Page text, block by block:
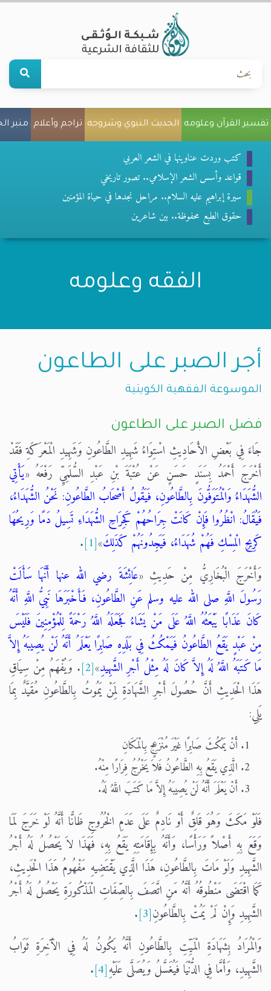
تفسير القرآن وعلومه الحديث النبوي وشروحه تراجم وأعلام منبر
كتب وردت عناوينها في الشعر العربي
قواعد وأسس الشعر الإسلامي.. تصور تاريخي
سيرة إبراهيم عليه السلام.. مراحل نجدها في حياة المؤمنين
حقوق الطبع محفوظة.. بين شاعرين
الفقه وعلومه
أجر الصبر على الطاعون
الموسوعة الفقهية الكويتية
فضل الصبر على الطاعون
جَاءَ فِي بَعْضِ الأَحَادِيثِ اسْتِوَاءُ شَهِيدِ الطَّاعُونِ وَشَهِيدِ الْمَعْرَكَةِ فَقَدْ
أَخْرَجَ أَحْمَدُ بِسَنَدٍ حَسَنٍ عَنْ عُتْبَةَ بْنِ عَبْدِ السُّلَمِيِّ رَفْعَهُ «يَأْتِي
الشُّهَدَاءُ وَالْمُتَوَفُّونَ بِالطَّاعُونِ، فَيَقُولُ أَصْحَابُ الطَّاعُونِ: نَحْنُ الشُّهَدَاءُ،
فَيُقَالُ: انْظُرُوا فَإِنْ كَانَتْ جِرَاحُهُمْ كَجِرَاحِ الشُّهَدَاءِ تَسِيلُ دَمًا وَرِيحُهَا
كَرِيحِ الْمِسْكِ فَهُمْ شُهَدَاءُ، فَيَجِدُونَهُمْ كَذَلِكَ»
[1]
.
وَأَخْرَجَ الْبُخَارِيُّ مِنْ حَدِيثِ «عَائِشَةَ رضي الله عنها أَنَّهَا سَأَلَتْ
رَسُولَ اللَّهِ صلى الله عليه وسلم عَنِ الطَّاعُونِ، فَأَخْبَرَهَا نَبِيُّ اللَّهِ أَنَّهُ
كَانَ عَذَابًا يَبْعَثُهُ اللَّهُ عَلَى مَنْ يَشَاءُ فَجَعَلَهُ اللَّهُ رَحْمَةً لِلْمُؤْمِنِينَ فَلَيْسَ
مِنْ عَبْدٍ يَقَعُ الطَّاعُونُ فَيَمْكُثُ فِي بَلَدِهِ صَابِرًا يَعْلَمُ أَنَّهُ لَنْ يُصِيبَهُ إِلاَّ
مَا كَتَبَهُ اللَّهُ لَهُ إِلاَّ كَانَ لَهُ مِثْلُ أَجْرِ الشَّهِيدِ»
[2] . وَيُفْهَمُ مِنْ سِيَاقِ
هَذَا الْحَدِيثِ أَنَّ حُصُولَ أَجْرِ الشَّهَادَةِ لِمَنْ يَمُوتُ بِالطَّاعُونِ مُقَيَّدٌ بِمَا
يَلِي:
أَنْ يَمْكُثَ صَابِرًا غَيْرَ مُنْزَعِجٍ بِالْمَكَانِ
الَّذِي يَقَعُ بِهِ الطَّاعُونُ فَلاَ يَخْرُجُ فِرَارًا مِنْهُ.
أَنْ يَعْلَمَ أَنَّهُ لَنْ يُصِيبَهُ إِلاَّ مَا كَتَبَ اللَّهُ لَهُ.
فَلَوْ مَكَثَ وَهُوَ قَلِقٌ أَوْ نَادِمٌ عَلَى عَدَمِ الْخُرُوجِ ظَانًّا أَنَّهُ لَوْ خَرَجَ لَمَا
وَقَعَ بِهِ أَصْلاً وَرَأْسًا، وَأَنَّهُ بِإِقَامَتِهِ يَقَعُ بِهِ، فَهَذَا لاَ يَحْصُلُ لَهُ أَجْرُ
الشَّهِيدِ وَلَوْ مَاتَ بِالطَّاعُونِ، هَذَا الَّذِي يَقْتَضِيهِ مَفْهُومُ هَذَا الْحَدِيثِ،
كَمَا اقْتَضَى مَنْطُوقُهُ أَنَّهُ مَنِ اتَّصَفَ بِالصِّفَاتِ الْمَذْكُورَةِ يَحْصُلُ لَهُ أَجْرُ
الشَّهِيدِ وَإِنْ لَمْ يَمُتْ بِالطَّاعُونِ[3]
.
وَالْمُرَادُ بِشَهَادَةِ الْمَيِّتِ بِالطَّاعُونِ أَنَّهُ يَكُونُ لَهُ فِي الآْخِرَةِ ثَوَابُ
الشَّهِيدِ، وَأَمَّا فِي الدُّنْيَا فَيُغَسَّلُ وَيُصَلَّى عَلَيْهِ[4]
.